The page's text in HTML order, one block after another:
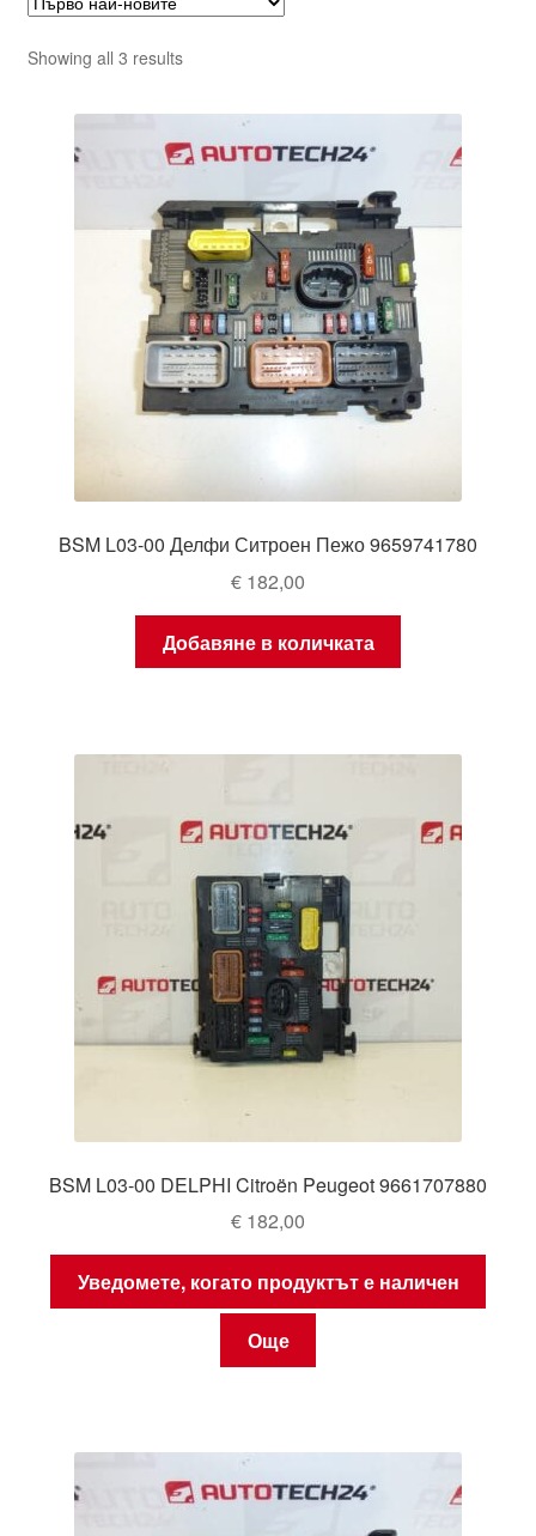
Showing all 3 resultsSorted
latest
BSM L03-00 Делфи Ситроен Пежо 9659741780
€ 182,00
Добавяне в количката
BSM L03-00 DELPHI Citroën Peugeot 9661707880
€ 182,00
Уведомете, когато продуктът е наличен
Още